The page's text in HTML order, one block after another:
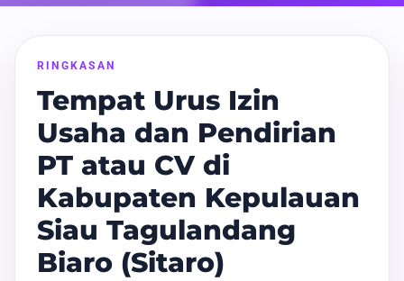
RINGKASAN
Tempat Urus Izin
Usaha dan Pendirian
PT atau CV di
Kabupaten Kepulauan
Siau Tagulandang
Biaro (Sitaro)